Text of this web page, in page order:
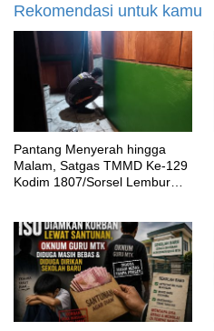
Rekomendasi untuk kamu
Pantang Menyerah hingga
Malam, Satgas TMMD Ke-129
Kodim 1807/Sorsel Lembur